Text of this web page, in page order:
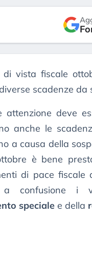
vista fiscale
scadenze
attenzione deve
anche le
a causa della
è bene
di pace
a confusione i
speciale e della